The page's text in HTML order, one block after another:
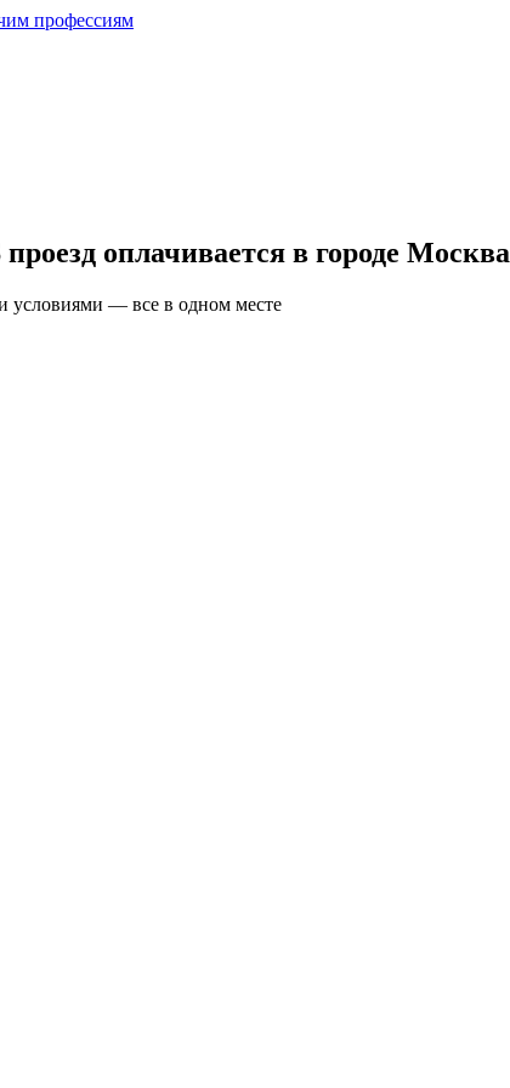
профессиям
оплачивается в городе Москва
условиями — все в одном месте